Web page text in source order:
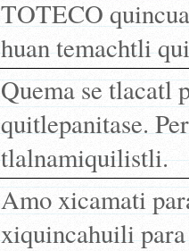
TOTECO
huan temachtli
Quema se tlacatl
quitlepanitase.
tlalnamiquilistli.
Amo xicamati
xiquincahuili